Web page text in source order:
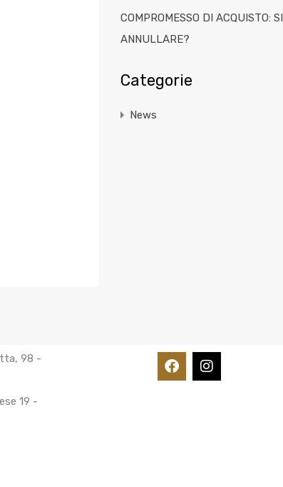
COMPROMESSO DI ACQUISTO:
ANNULLARE?
Categorie
News
98 -
19 -